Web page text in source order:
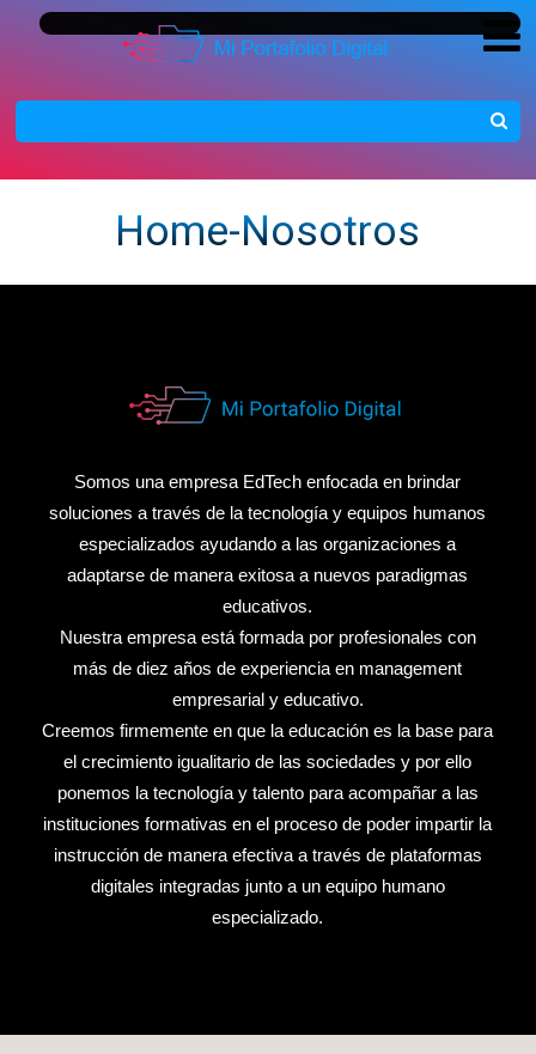
Home-Nosotros
Somos una empresa EdTech enfocada en brindar
soluciones a través de la tecnología y equipos humanos
especializados ayudando a las organizaciones a
adaptarse de manera exitosa a nuevos paradigmas
educativos.
Nuestra empresa está formada por profesionales con
más de diez años de experiencia en management
empresarial y educativo.
Creemos firmemente en que la educación es la base para
el crecimiento igualitario de las sociedades y por ello
ponemos la tecnología y talento para acompañar a las
instituciones formativas en el proceso de poder impartir la
instrucción de manera efectiva a través de plataformas
digitales integradas junto a un equipo humano
especializado.